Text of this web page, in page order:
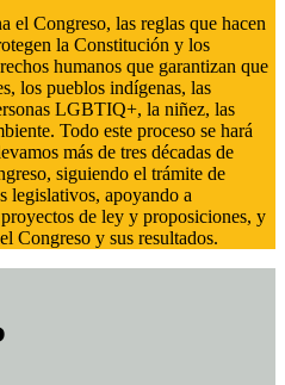
el Congreso, las reglas que hacen
la Constitución y los
humanos que garantizan que
los pueblos indígenas, las
LGBTIQ+, la niñez, las
Todo este proceso se hará
más de tres décadas de
siguiendo el trámite de
legislativos, apoyando a
de ley y proposiciones, y
Congreso y sus resultados.